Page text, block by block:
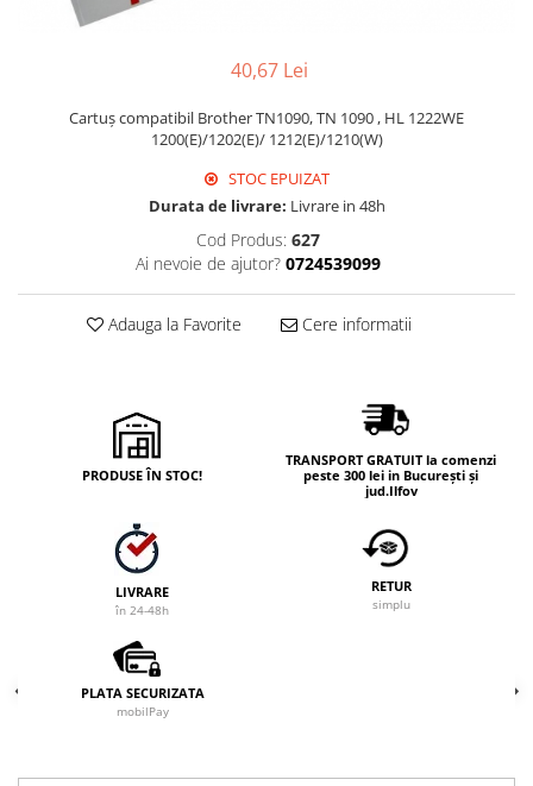
Mopuri
Odorizante cameră/auto
Odorizante toaletă
Detergenți și balsam de rufe
Dispensere/dozatoare
Servețele umede
40,67 Lei
Cartuș compatibil Brother TN1090, TN 1090 , HL 1222WE
1200(E)/1202(E)/ 1212(E)/1210(W)
STOC EPUIZAT
Durata de livrare: Livrare in 48h
Cod Produs: 627
Ai nevoie de ajutor? 0724539099
Adauga la Favorite Cere informatii
PRODUSE ÎN STOC!
TRANSPORT GRATUIT la comenzi
peste 300 lei in București și
jud.Ilfov
LIVRARE
în 24-48h
RETUR
simplu
PLATA SECURIZATA
mobilPay